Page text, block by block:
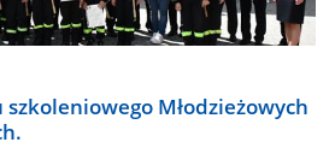
Młodzieżowych